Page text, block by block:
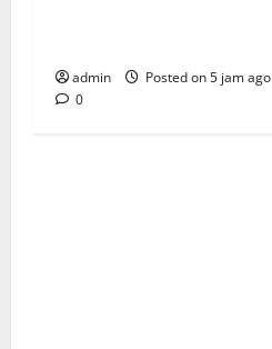
admin
Posted on 5 jam ago
0